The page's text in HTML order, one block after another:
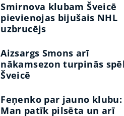
Smirnova klubam Šveicē
pievienojas bijušais NHL
uzbrucējs
Aizsargs Smons arī
nākamsezon turpinās
Šveicē
Feņenko par jauno klubu:
Man patīk pilsēta un arī